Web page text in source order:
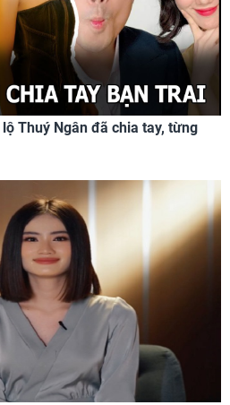
Thuý Ngân đã chia tay, từng